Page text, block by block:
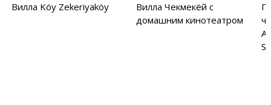
Вилла Köy Zekeriyaköy
Вилла Чекмекёй с
домашним кинотеатром